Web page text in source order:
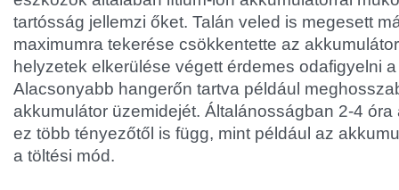
tartósság jellemzi őket. Talán veled is megesett
maximumra tekerése csökkentette az
helyzetek elkerülése végett érdemes odafigyelni
Alacsonyabb hangerőn tartva például
akkumulátor üzemidejét. Általánosságban 2-4 óra
ez több tényezőtől is függ, mint például az
a töltési mód.